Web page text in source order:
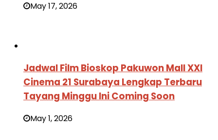
May 17, 2026
Jadwal Film Bioskop Pakuwon Mall XXI
Cinema 21 Surabaya Lengkap Terbaru
Tayang Minggu Ini Coming Soon
May 1, 2026